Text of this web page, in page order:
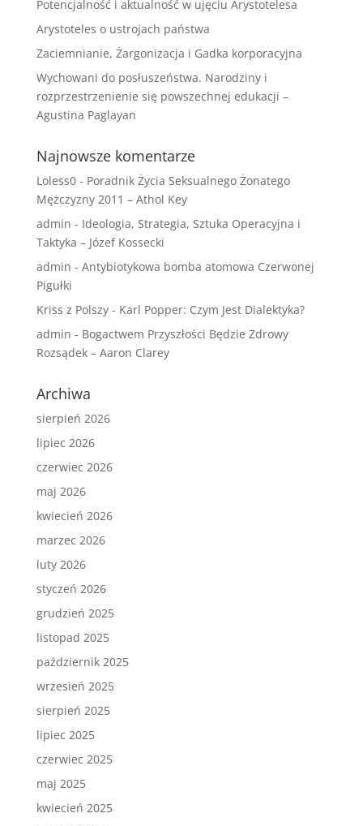
Potencjalność i aktualność w ujęciu Arystotelesa
Arystoteles o ustrojach państwa
Zaciemnianie, Żargonizacja i Gadka korporacyjna
Wychowani do posłuszeństwa. Narodziny i
rozprzestrzenienie się powszechnej edukacji –
Agustina Paglayan
Najnowsze komentarze
Loless0- Poradnik Życia Seksualnego Żonatego
Mężczyzny 2011 – Athol Key
admin - Ideologia, Strategia, Sztuka Operacyjna i
Taktyka – Józef Kossecki
admin - Antybiotykowa bomba atomowa Czerwonej
Pigułki
Kriss z Polszy- Karl Popper: Czym Jest Dialektyka?
admin - Bogactwem Przyszłości Będzie Zdrowy
Rozsądek – Aaron Clarey
Archiwa
sierpień 2026
lipiec 2026
czerwiec 2026
maj 2026
kwiecień 2026
marzec 2026
luty 2026
styczeń 2026
grudzień 2025
listopad 2025
październik 2025
wrzesień 2025
sierpień 2025
lipiec 2025
czerwiec 2025
maj 2025
kwiecień 2025